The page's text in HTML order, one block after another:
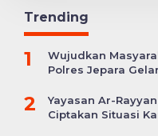
Trending
1
Wujudkan
Polres Jepara
2
Yayasan Ar-
Ciptakan Situasi